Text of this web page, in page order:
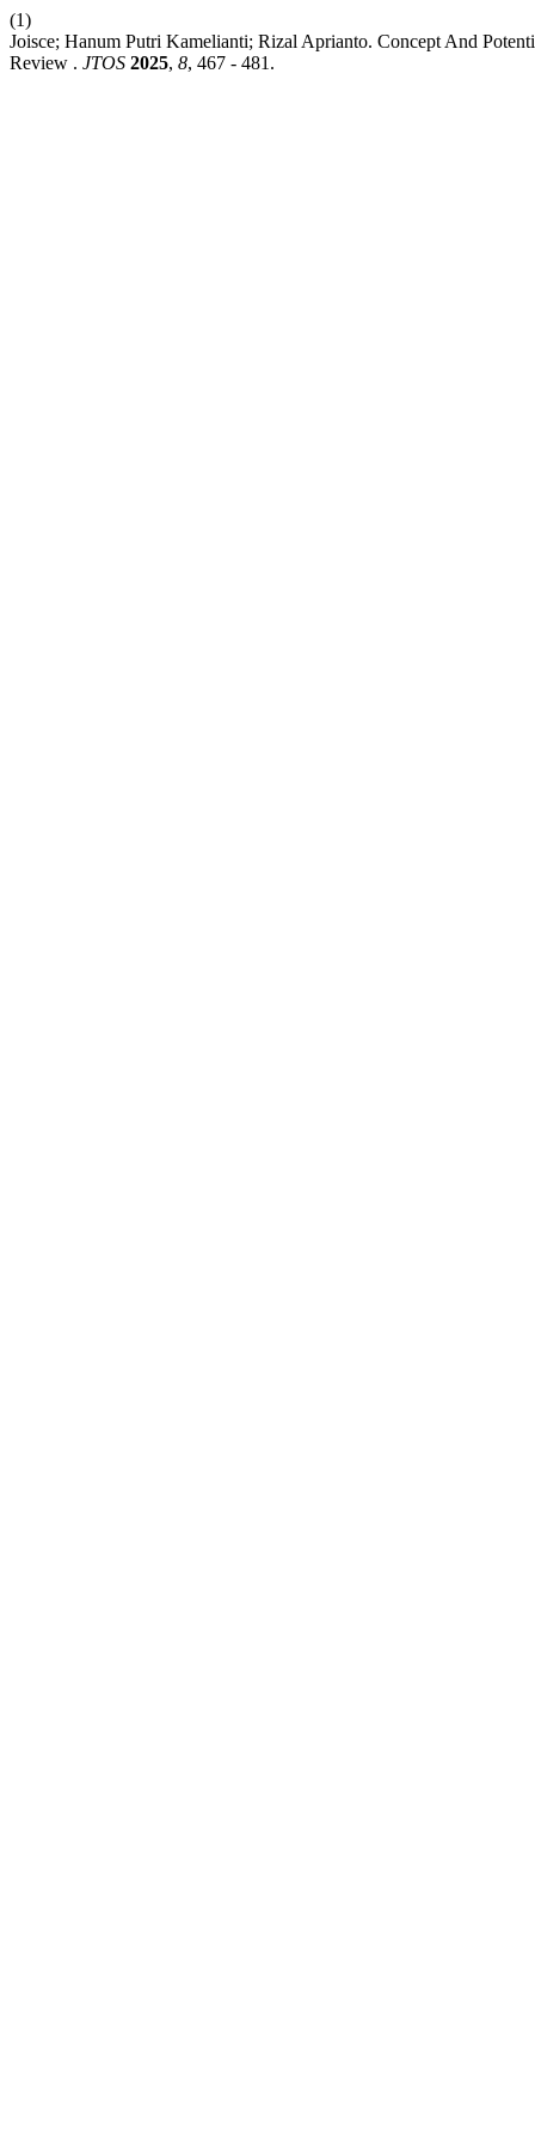
(1)
Joisce; Hanum Putri Kamelianti; Rizal Aprianto. Concept And
Review . JTOS 2025, 8, 467 - 481.